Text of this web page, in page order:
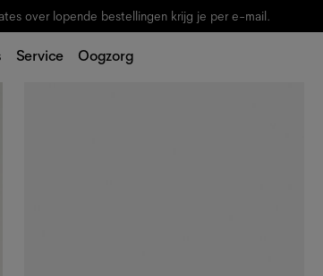
over lopende bestellingen krijg je per e-mail.
Service Oogzorg